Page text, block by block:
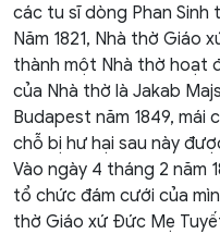
các tu sĩ dòng Phan Sinh
Năm 1821, Nhà thờ Giáo
thành một Nhà thờ hoạt
của Nhà thờ là Jakab
Budapest năm 1849, mái
chỗ bị hư hại sau này
Vào ngày 4 tháng 2 năm
tổ chức đám cưới của
thờ Giáo xứ Đức Mẹ